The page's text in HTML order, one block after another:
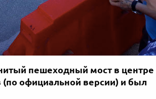
пешеходный мост в центре
(по официальной версии) и был